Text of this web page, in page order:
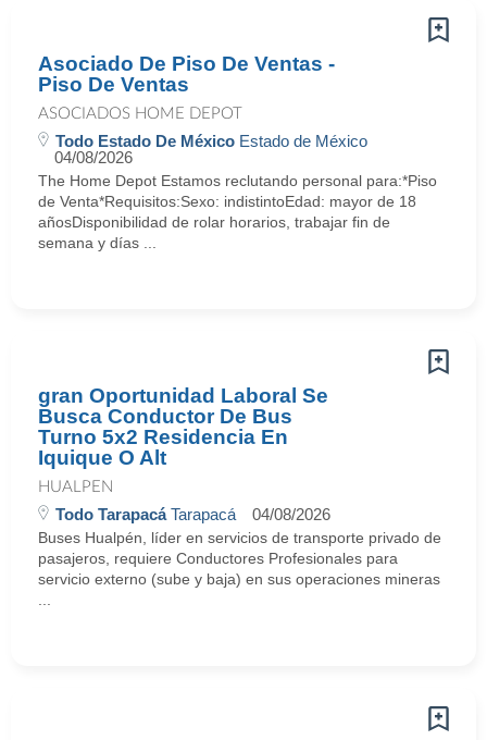
Asociado De Piso De Ventas -
Piso De Ventas
ASOCIADOS HOME DEPOT
Todo Estado De México Estado de México
04/08/2026
The Home Depot Estamos reclutando personal para:*Piso
de Venta*Requisitos:Sexo: indistintoEdad: mayor de 18
añosDisponibilidad de rolar horarios, trabajar fin de
semana y días ...
gran Oportunidad Laboral Se
Busca Conductor De Bus
Turno 5x2 Residencia En
Iquique O Alt
HUALPEN
Todo TarapacáTarapacá 04/08/2026
Buses Hualpén, líder en servicios de transporte privado de
pasajeros, requiere Conductores Profesionales para
servicio externo (sube y baja) en sus operaciones mineras